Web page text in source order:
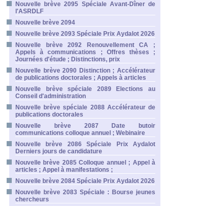
Nouvelle brève 2095 Spéciale Avant-Dîner de
l'ASRDLF
Nouvelle brève 2094
Nouvelle brève 2093 Spéciale Prix Aydalot 2026
Nouvelle brève 2092 Renouvellement CA ;
Appels à communications ; Offres thèses ;
Journées d'étude ; Distinctions, prix
Nouvelle brève 2090 Distinction ; Accélérateur
de publications doctorales ; Appels à articles
Nouvelle brève spéciale 2089 Elections au
Conseil d'administration
Nouvelle brève spéciale 2088 Accélérateur de
publications doctorales
Nouvelle brève 2087 Date butoir
communications colloque annuel ; Webinaire
Nouvelle brève 2086 Spéciale Prix Aydalot
Derniers jours de candidature
Nouvelle brève 2085 Colloque annuel ; Appel à
articles ; Appel à manifestations ;
Nouvelle brève 2084 Spéciale Prix Aydalot 2026
Nouvelle brève 2083 Spéciale : Bourse jeunes
chercheurs